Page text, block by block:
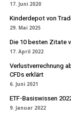
17. Juni 2020
Kinderdepot von
29. Mai 2025
Die 10 besten Zitate
17. April 2022
Verlustverrechnung
CFDs erklärt
6. Juni 2021
ETF-Basiswissen
9. Januar 2022